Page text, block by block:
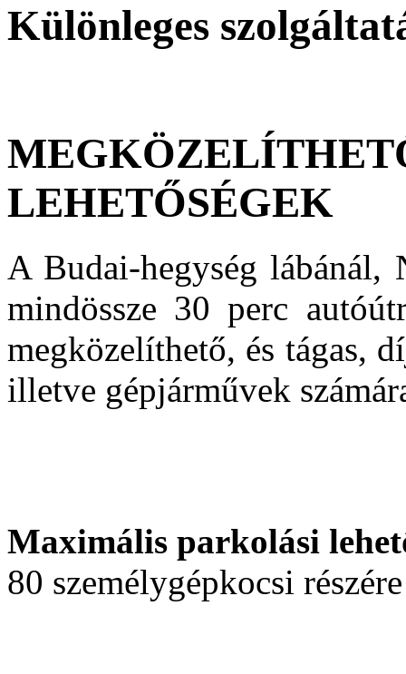
Különleges
LEHETŐSÉGEK
A Budai-hegység lábánál,
mindössze 30 perc
megközelíthető, és tágas,
illetve gépjárművek
Maximális parkolási
80 személygépkocsi részére